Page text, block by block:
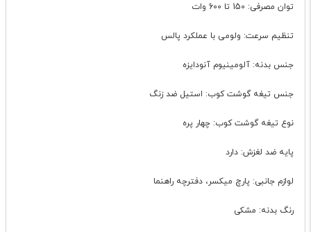
توان مصرفی: 150 تا 600 وات
تنظیم سرعت: ولومی با عملکرد پالس
جنس بدنه: آلومینیوم آنودایزه
جنس تیغه گوشت کوب: استیل ضد زنگ
نوع تیغه گوشت کوب: چهار پره
پایه ضد لغزش: دارد
لوازم جانبی: پارچ میکسر، دفترچه راهنما
رنگ بدنه: مشکی